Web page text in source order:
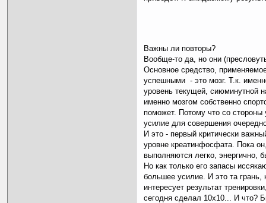
Важны ли повторы?
Вообще-то да, но они
Основное средство,
успешными - это мозг. Т.к.
уровень текущей, сиюминутной
именно мозгом собственно
поможет. Потому что со стороны
усилие для совершения
И это - первый критически
уровне креатинфосфата. Пока
выполняются легко, энергично,
Но как только его запасы
большее усилие. И это та
интересует результат
сегодня сделал 10х10... И что?